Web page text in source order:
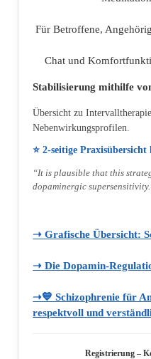
Für Betroffene,
Chat und
Stabilisierung mithilfe
Übersicht zu
Nebenwirkungsprofilen.
⭐ 2‑seitige
“It is plausible that this
dopaminergic
➝ Grafische Übersicht:
➝ Die
➝💙 Schizophrenie für
respektvoll und
Registrierung –